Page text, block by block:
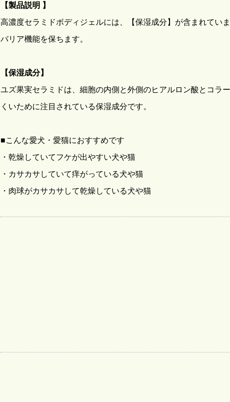
【製品説明 】
高濃度セラミドボディジェルには、【保湿成分】が含まれてい
バリア機能を保ちます。
【保湿成分】
ユズ果実セラミドは、細胞の内側と外側のヒアルロン酸とコラ
くいために注目されている保湿成分です。
■こんな愛犬・愛猫におすすめです
・乾燥していてフケが出やすい犬や猫
・カサカサしていて痒がっている犬や猫
・肉球がカサカサして乾燥している犬や猫